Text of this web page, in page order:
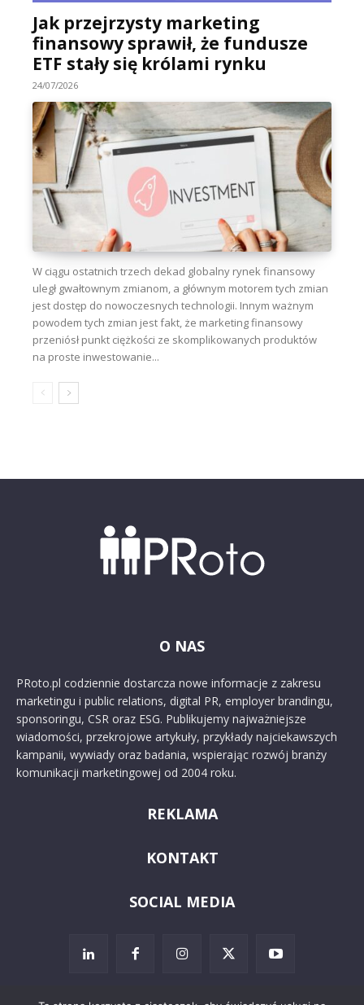
Jak przejrzysty marketing
finansowy sprawił, że fundusze
ETF stały się królami rynku
24/07/2026
W ciągu ostatnich trzech dekad globalny rynek finansowy
uległ gwałtownym zmianom, a głównym motorem tych zmian
jest dostęp do nowoczesnych technologii. Innym ważnym
powodem tych zmian jest fakt, że marketing finansowy
przeniósł punkt ciężkości ze skomplikowanych produktów
na proste inwestowanie...
O NAS
PRoto.pl codziennie dostarcza nowe informacje z zakresu
marketingu i public relations, digital PR, employer brandingu,
sponsoringu, CSR oraz ESG. Publikujemy najważniejsze
wiadomości, przekrojowe artykuły, przykłady najciekawszych
kampanii, wywiady oraz badania, wspierając rozwój branży
komunikacji marketingowej od 2004 roku.
REKLAMA
KONTAKT
SOCIAL MEDIA